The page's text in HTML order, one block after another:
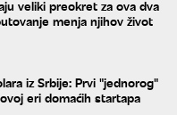
veliki preokret za ova dva
menja njihov život
iz Srbije: Prvi "jednorog"
eri domaćih startapa